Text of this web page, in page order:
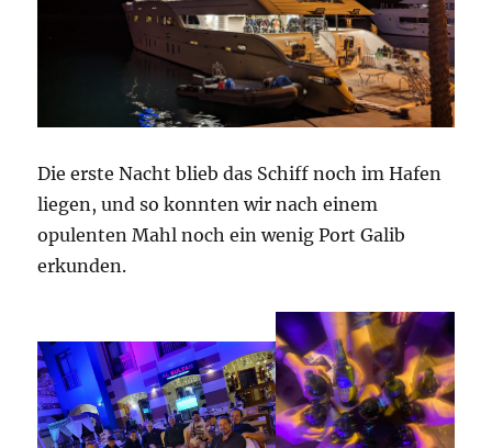
Die erste Nacht blieb das Schiff noch im Hafen
liegen, und so konnten wir nach einem
opulenten Mahl noch ein wenig Port Galib
erkunden.